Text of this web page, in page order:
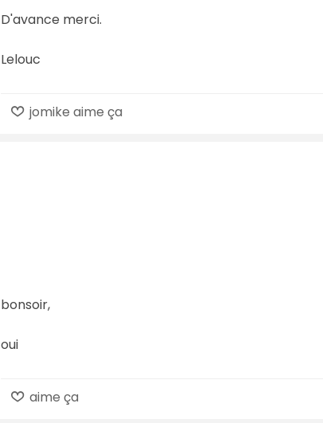
D'avance merci.
Lelouc
jomike aime ça
bonsoir,
oui
aime ça